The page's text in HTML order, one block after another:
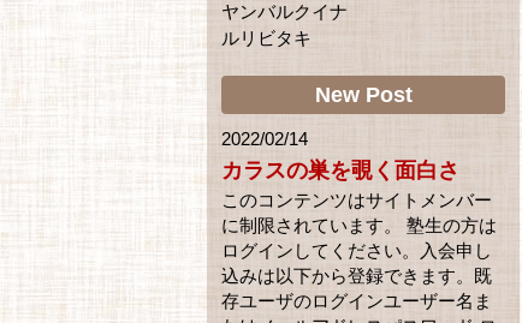
ヤンバルクイナ
ルリビタキ
New Post
2022/02/14
カラスの巣を覗く面白さ
このコンテンツはサイトメンバー
に制限されています。 塾生の方は
ログインしてください。入会申し
込みは以下から登録できます。既
存ユーザのログインユーザー名ま